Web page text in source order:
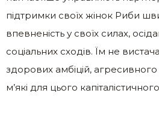
підтримки своїх жінок Риби
впевненість у своїх силах,
соціальних сходів. Їм не
здорових амбіцій,
м’які для цього капіталістичного